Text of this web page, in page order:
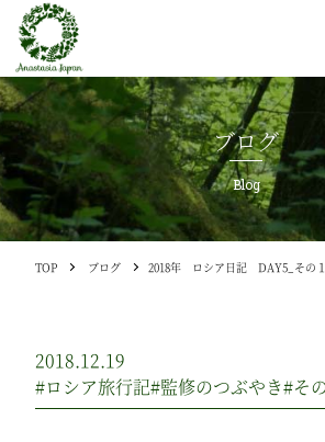
ブログ
Blog
TOP ブログ 2018年 ロシア日記 DAY5_その１
2018.12.19
#ロシア旅行記#監修のつぶやき#そ